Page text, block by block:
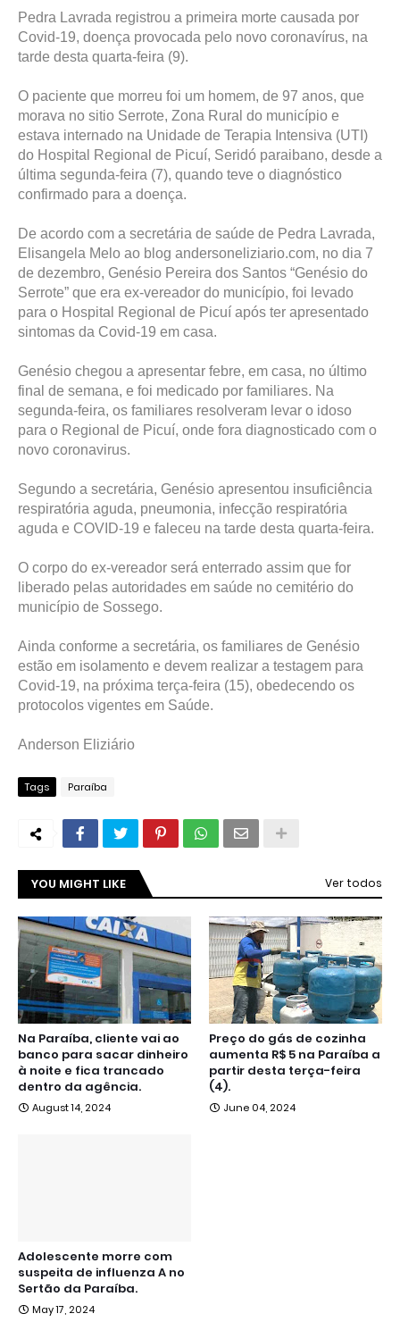
Pedra Lavrada registrou a primeira morte causada por
Covid-19, doença provocada pelo novo coronavírus, na
tarde desta quarta-feira (9).
O paciente que morreu foi um homem, de 97 anos, que
morava no sitio Serrote, Zona Rural do município e
estava internado na Unidade de Terapia Intensiva (UTI)
do Hospital Regional de Picuí, Seridó paraibano, desde a
última segunda-feira (7), quando teve o diagnóstico
confirmado para a doença.
De acordo com a secretária de saúde de Pedra Lavrada,
Elisangela Melo ao blog andersoneliziario.com, no dia 7
de dezembro, Genésio Pereira dos Santos “Genésio do
Serrote” que era ex-vereador do município, foi levado
para o Hospital Regional de Picuí após ter apresentado
sintomas da Covid-19 em casa.
Genésio chegou a apresentar febre, em casa, no último
final de semana, e foi medicado por familiares. Na
segunda-feira, os familiares resolveram levar o idoso
para o Regional de Picuí, onde fora diagnosticado com o
novo coronavirus.
Segundo a secretária, Genésio apresentou insuficiência
respiratória aguda, pneumonia, infecção respiratória
aguda e COVID-19 e faleceu na tarde desta quarta-feira.
O corpo do ex-vereador será enterrado assim que for
liberado pelas autoridades em saúde no cemitério do
município de Sossego.
Ainda conforme a secretária, os familiares de Genésio
estão em isolamento e devem realizar a testagem para
Covid-19, na próxima terça-feira (15), obedecendo os
protocolos vigentes em Saúde.
Anderson Eliziário
Tags Paraíba
YOU MIGHT LIKE Ver todos
Na Paraíba, cliente vai ao
banco para sacar dinheiro
à noite e fica trancado
dentro da agência.
August 14, 2024
Preço do gás de cozinha
aumenta R$ 5 na Paraíba a
partir desta terça-feira
(4).
June 04, 2024
Adolescente morre com
suspeita de influenza A no
Sertão da Paraíba.
May 17, 2024